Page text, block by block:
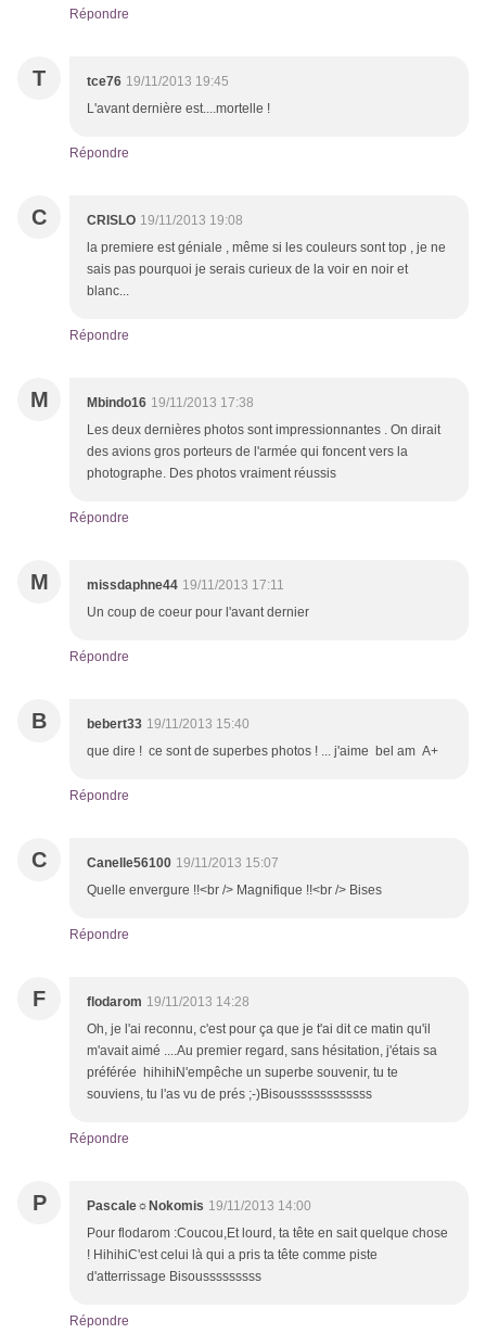
Répondre
T tce76 19/11/2013 19:45
L'avant dernière est....mortelle !
Répondre
C CRISLO 19/11/2013 19:08
la premiere est géniale , même si les couleurs sont top , je ne
sais pas pourquoi je serais curieux de la voir en noir et
blanc...
Répondre
M Mbindo16 19/11/2013 17:38
Les deux dernières photos sont impressionnantes . On dirait
des avions gros porteurs de l'armée qui foncent vers la
photographe. Des photos vraiment réussis
Répondre
M missdaphne44 19/11/2013 17:11
Un coup de coeur pour l'avant dernier
Répondre
B bebert33 19/11/2013 15:40
que dire ! ce sont de superbes photos ! ... j'aime bel am A+
Répondre
C Canelle56100 19/11/2013 15:07
Quelle envergure !!<br /> Magnifique !!<br /> Bises
Répondre
F flodarom 19/11/2013 14:28
Oh, je l'ai reconnu, c'est pour ça que je t'ai dit ce matin qu'il
m'avait aimé ....Au premier regard, sans hésitation, j'étais sa
préférée hihihiN'empêche un superbe souvenir, tu te
souviens, tu l'as vu de prés ;-)Bisoussssssssssss
Répondre
P Pascale☼Nokomis 19/11/2013 14:00
Pour flodarom :Coucou,Et lourd, ta tête en sait quelque chose
! HihihiC'est celui là qui a pris ta tête comme piste
d'atterrissage Bisousssssssss
Répondre